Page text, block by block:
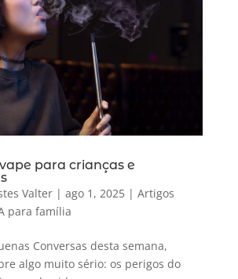
para crianças e
Valter| ago 1, 2025| Artigos
para família
Conversas desta semana,
algo muito sério: os perigos do